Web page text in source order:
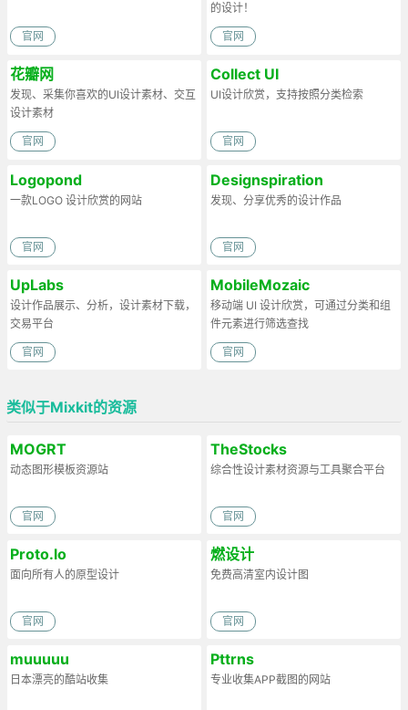
官网
的设计！
官网
花瓣网
发现、采集你喜欢的UI设计素材、交互
设计素材
官网
Collect UI
UI设计欣赏，支持按照分类检索
官网
Logopond
一款LOGO 设计欣赏的网站
官网
Designspiration
发现、分享优秀的设计作品
官网
UpLabs
设计作品展示、分析，设计素材下载，
交易平台
官网
MobileMozaic
移动端 UI 设计欣赏，可通过分类和组
件元素进行筛选查找
官网
类似于Mixkit的资源
MOGRT
动态图形模板资源站
官网
TheStocks
综合性设计素材资源与工具聚合平台
官网
Proto.lo
面向所有人的原型设计
官网
燃设计
免费高清室内设计图
官网
muuuuu
日本漂亮的酷站收集
Pttrns
专业收集APP截图的网站